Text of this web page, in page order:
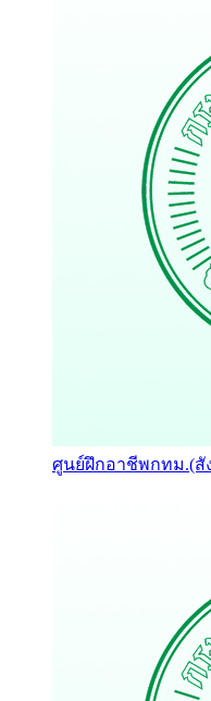
ศูนย์ฝึกอาชีพกทม.(สั